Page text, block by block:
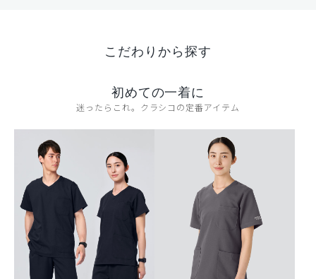
こだわりから探す
初めての一着に
迷ったらこれ。クラシコの定番アイテム